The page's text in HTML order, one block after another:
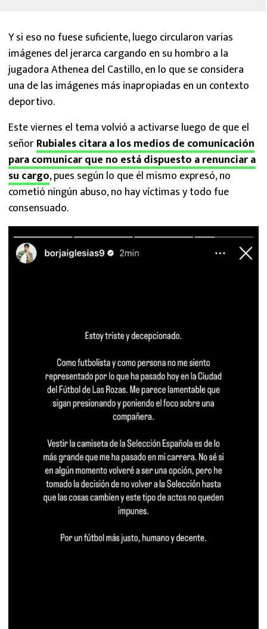
Y si eso no fuese suficiente, luego circularon varias
imágenes del jerarca cargando en su hombro a la
jugadora Athenea del Castillo, en lo que se considera
una de las imágenes más inapropiadas en un contexto
deportivo.
Este viernes el tema volvió a activarse luego de que el
señorRubiales citara a los medios de comunicación
para comunicar que no está dispuesto a renunciar a
su cargo, pues según lo que él mismo expresó, no
cometió ningún abuso, no hay víctimas y todo fue
consensuado.